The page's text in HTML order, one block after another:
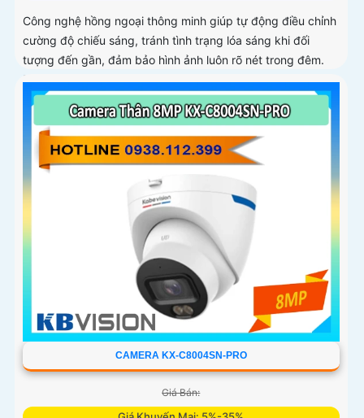
Công nghệ hồng ngoại thông minh giúp tự động điều chỉnh
cường độ chiếu sáng, tránh tình trạng lóa sáng khi đối
tượng đến gần, đảm bảo hình ảnh luôn rõ nét trong đêm.
Bên cạnh đó, công nghệ giảm nhiễu 3DNR và chống ngược
sáng DWDR giúp camera tái tạo màu sắc chính xác và rõ
ràng trong mọi điều kiện ánh sáng phức tạp như ngược
sáng mạnh hay thiếu sáng
CAMERA KX-C8004SN-PRO
Giá Bán: